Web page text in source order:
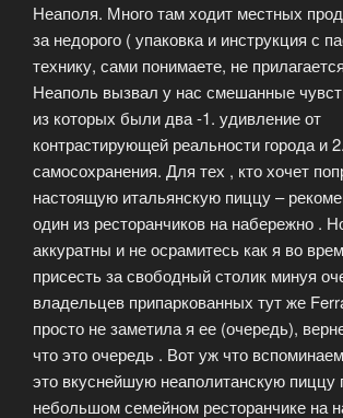
Неаполя. Много там ходит местных
за недорого ( упаковка и инструкция с
технику, сами понимаете, не
Неаполь вызвал у нас смешанные
из которых были два -1. удивление от
контрастирующей реальности города и
самосохранения. Для тех , кто хочет
настоящую итальянскую пиццу –
один из ресторанчиков на набережно .
аккуратны и не осрамитесь как я во
присесть за свободный столик минуя
владельцев припаркованных тут же
просто не заметила я ее (очередь),
что это очередь . Вот уж что
это вкуснейшую неаполитанскую пиццу
небольшом семейном ресторанчике на